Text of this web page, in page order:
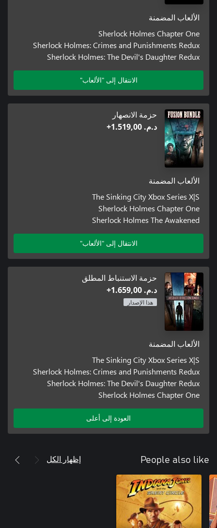
الألعاب المضمنة
Sherlock Holmes Chapter One
Sherlock Holmes: Crimes and Punishments Redux
Sherlock Holmes: The Devil's Daughter Redux
الانتقال إلى "الألعاب"
حزمة الانصهار
د.م.‏ 1.519,00+
الألعاب المضمنة
The Sinking City Xbox Series X|S
Sherlock Holmes Chapter One
Sherlock Holmes The Awakened
الانتقال إلى "الألعاب"
حزمة الاستنباط المطلق
د.م.‏ 1.659,00+
هذا الإصدار
الألعاب المضمنة
The Sinking City Xbox Series X|S
Sherlock Holmes: Crimes and Punishments Redux
Sherlock Holmes: The Devil's Daughter Redux
Sherlock Holmes Chapter One
العودة إلى أعلى
People also like إظهار الكل